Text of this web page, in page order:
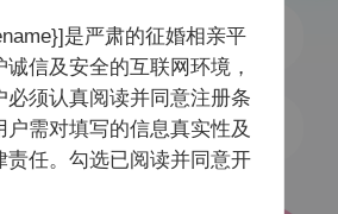
获取验证码
是严肃的征婚相亲平
诚信及安全的互联网环境，
必须认真阅读并同意注册条
户需对填写的信息真实性及
责任。勾选已阅读并同意开